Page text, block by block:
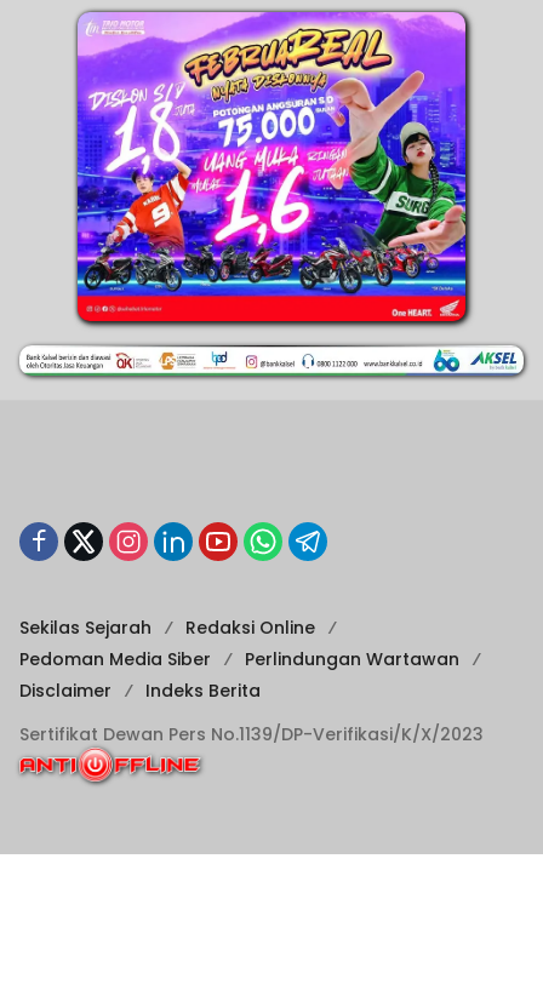
Sekilas Sejarah
Redaksi Online
Pedoman Media Siber
Perlindungan Wartawan
Disclaimer
Indeks Berita
Sertifikat Dewan Pers No.1139/DP-Verifikasi/K/X/2023